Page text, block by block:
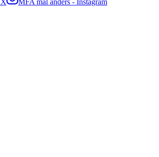
MFA mal anders - Instagram